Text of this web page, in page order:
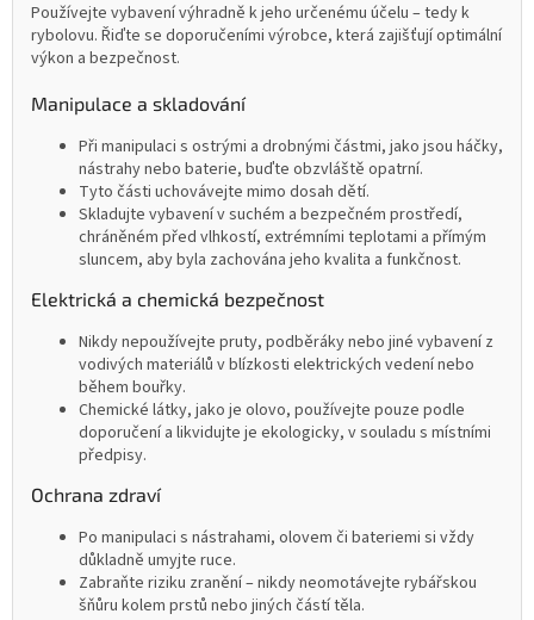
Používejte vybavení výhradně k jeho určenému účelu – tedy k
rybolovu. Řiďte se doporučeními výrobce, která zajišťují optimální
výkon a bezpečnost.
Manipulace a skladování
Při manipulaci s ostrými a drobnými částmi, jako jsou háčky,
nástrahy nebo baterie, buďte obzvláště opatrní.
Tyto části uchovávejte mimo dosah dětí.
Skladujte vybavení v suchém a bezpečném prostředí,
chráněném před vlhkostí, extrémními teplotami a přímým
sluncem, aby byla zachována jeho kvalita a funkčnost.
Elektrická a chemická bezpečnost
Nikdy nepoužívejte pruty, podběráky nebo jiné vybavení z
vodivých materiálů v blízkosti elektrických vedení nebo
během bouřky.
Chemické látky, jako je olovo, používejte pouze podle
doporučení a likvidujte je ekologicky, v souladu s místními
předpisy.
Ochrana zdraví
Po manipulaci s nástrahami, olovem či bateriemi si vždy
důkladně umyjte ruce.
Zabraňte riziku zranění – nikdy neomotávejte rybářskou
šňůru kolem prstů nebo jiných částí těla.